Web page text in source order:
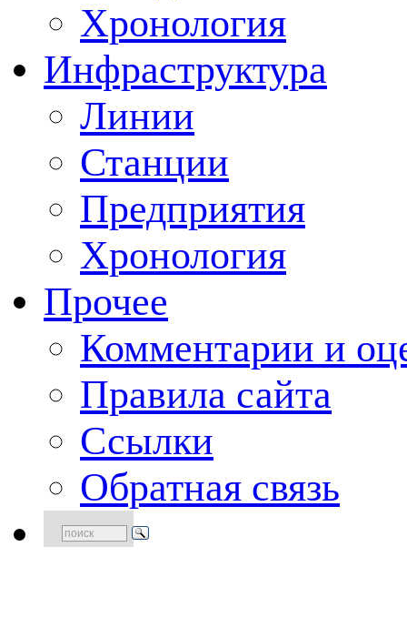
Хронология
Инфраструктура
Линии
Станции
Предприятия
Хронология
Прочее
Комментарии и
Правила сайта
Ссылки
Обратная связь